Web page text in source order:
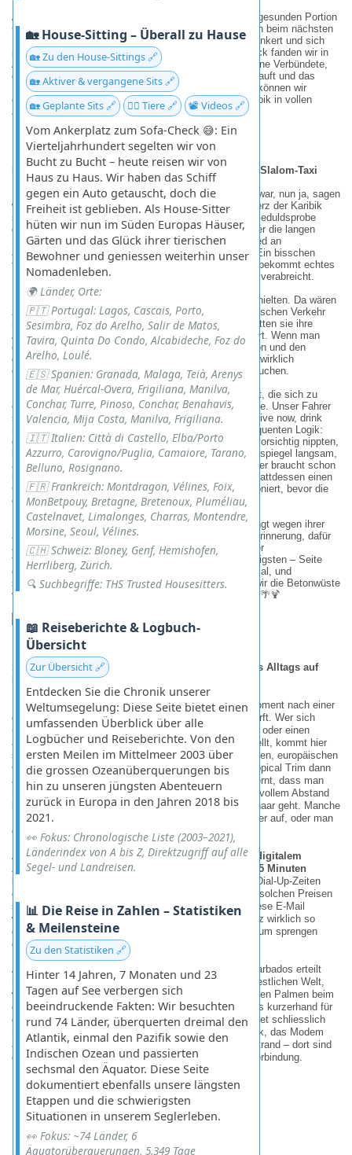
🏡 House-Sitting – Überall zu Hause
🏡 Zu den House-Sittings 🔗
🏡 Aktiver & vergangene Sits 🔗
🏡 Geplante Sits 🔗
🐕‍🦺 Tiere 🔗 📽️ Videos 🔗
Vom Ankerplatz zum Sofa-Check 😅: Ein
Vierteljahrhundert segelten wir von
Bucht zu Bucht – heute reisen wir von
Haus zu Haus. Wir haben das Schiff
gegen ein Auto getauscht, doch die
Freiheit ist geblieben. Als House-Sitter
hüten wir nun im Süden Europas Häuser,
Gärten und das Glück ihrer tierischen
Bewohner und geniessen weiterhin unser
Nomadenleben.
🌍 Länder, Orte:
🇵🇹 Portugal: Lagos, Cascais, Porto,
Sesimbra, Foz do Arelho, Salir de Matos,
Tavira, Quinta Do Condo, Alcabideche, Foz do
Arelho, Loulé.
🇪🇸 Spanien: Granada, Malaga, Teià, Arenys
de Mar, Huércal-Overa, Frigiliana, Manilva,
Conchar, Turre, Pinoso, Conchar, Benahavis,
Valencia, Mija Costa, Manilva, Frigiliana.
🇮🇹 Italien: Città di Castello, Elba/Porto
Azzurro, Carovigno/Puglia, Camaiore, Tarano,
Belluno, Rosignano.
🇫🇷 Frankreich: Montdragon, Vélines, Foix,
MonBetpouy, Bretagne, Bretenoux, Pluméliau,
Castelnavet, Limalonges, Charras, Montendre,
Morsine, Seoul, Vélines.
🇨🇭 Schweiz: Bloney, Genf, Hemishofen,
Herrliberg, Zürich.
🔍 Suchbegriffe: THS Trusted Housesitters.
📖 Reiseberichte & Logbuch-
Übersicht
Zur Übersicht 🔗
Entdecken Sie die Chronik unserer
Weltumsegelung: Diese Seite bietet einen
umfassenden Überblick über alle
Logbücher und Reiseberichte. Von den
ersten Meilen im Mittelmeer 2003 über
die grossen Ozeanüberquerungen bis
hin zu unseren jüngsten Abenteuern
zurück in Europa in den Jahren 2018 bis
2021.
👀 Fokus: Chronologische Liste (2003–2021),
Länderindex von A bis Z, Direktzugriff auf alle
Segel- und Landreisen.
📊 Die Reise in Zahlen – Statistiken
& Meilensteine
Zu den Statistiken 🔗
Hinter 14 Jahren, 7 Monaten und 23
Tagen auf See verbergen sich
beeindruckende Fakten: Wir besuchten
rund 74 Länder, überquerten dreimal den
Atlantik, einmal den Pazifik sowie den
Indischen Ozean und passierten
sechsmal den Äquator. Diese Seite
dokumentiert ebenfalls unsere längsten
Etappen und die schwierigsten
Situationen in unserem Seglerleben.
👀 Fokus: ~74 Länder, 6
Äquatorüberquerungen, 5.349 Tage
Am Ende haben wir den Behörden-Marathon mit einer gesunden Portion
Galgenhumor überstanden und dabei gelernt, dass man beim nächsten
Mal wohl am besten direkt zwischen den Luxuslinern ankert und sich
per Beiboot zur einzigen Leiter durchschlägt. Zum Glück fanden wir in
Annik und Jean-Yves von der „Zig Zag“ schnell erfahrene Verbündete,
die uns zeigten, wie man auf Barbados entspannt einkauft und das
Leben geniesst. Jetzt, wo der Papierkram erledigt ist, können wir
endlich das tun, wofür wir hergekommen sind: die Karibik in vollen
Zügen auskosten.
Bridgetown: Zwischen Duty-Free-Einerlei und dem Slalom-Taxi
Unser erster Eindruck von derHauptstadt Barbados
’ war, nun ja, sagen
wir: bescheiden. Wer das pulsierende, authentische Herz der Karibik
sucht, wird in
Bridgetown erst einmal auf eine harte Geduldsprobe
gestellt. Statt exotischem Inselflair dominieren hier eher die langen
Schlangen der Kreuzfahrttouristen, die in Reih und Glied an
austauschbaren Souvenirständen vorbeimarschieren. Ein bisschen
taten uns die Leute fast leid – wer hier von Bord geht, bekommt echtes
Karibik-Feeling nur in extrem homöopathischen Dosen verabreicht.
Es gab jedoch ein paar Lichtblicke, die uns bei Laune hielten. Da wären
zum Beispiel die örtlichen Polizistinnen, die den chaotischen Verkehr
mit einer derartmilitärischen Präzisionregelten, als hätten sie ihre
Ausbildung heimlich bei der Schweizer Garde absolviert. Wenn man
genau hinschaut, entdeckt man zwischen all dem Beton und den
glitzernden Duty-Free-Shops auch hin und wieder eine wirklich
charmante Ecke, aber man muss schon sehr gezielt suchen.
Richtig kurios wurde es dann bei unserer Inselrundfahrt, die sich zu
einer völlig unerwarteten Unterhaltungsshow entwickelte. Unser Fahrer
schien nämlich ein glühender Anhänger des Mottos „Drive now, drink
now“ zu sein. Seine Routenplanung folgte einer konsequenten Logik:
direkt zur nächsten Rum-Brennerei. Während wir dort vorsichtig nippten,
konnten wir live mitverfolgen, wie sich sein Blutalkoholspiegel langsam,
aber sicher dem Tankinhalt des Wagens angleichte. Wer braucht schon
klassische, atemberaubende Aussichten, wenn man stattdessen einen
Chauffeur hat, der die Schlangenlinien bereits perfektioniert, bevor die
eigentliche Verkostung überhaupt begonnen hat?
So bleibt uns Barbados’ Hauptstadt zwar nicht unbedingt wegen ihrer
architektonischen Schönheit oder kulturellen Tiefe in Erinnerung, dafür
aber wegen einer Taxifahrt, die uns die Karibik von ihrer
feuchtfröhlichsten – wenn auch fahrtechnisch fragwürdigsten – Seite
gezeigt hat. Ein unvergessliches Erlebnis war es allemal, und
spätestens nach dem dritten Rum-Stopp sahen auch wir die Betonwüste
von Bridgetown in einem deutlich freundlicheren Licht. 🌴🍹
Schere, Funkloch und Karibik-Flair: Die T
cken des Alltags auf
Barbados
EinFriseurbesuch in Bridgetownklingt im ersten Moment nach einer
guten Idee bis man einen Blick in die Schaufenster wirft. Wer sich
unter einer „karibischen Frisurkunstvolle
oder einen
architektonisch anspruchsvollen Hochglanz-Bob vorstellt, kommt hier
sicher voll auf seine Kosten. Für unseren eher schlichten, europäischen
Geschmack war die Aussicht auf einen spontanen „Tropical Trim dann
aber doch ein wenig zu gewagt. Wir haben schnell gelernt, dass man
manche kulturellen Eigenheiten am besten mit respektvollem Abstand
bewundert zumindest, wenn es um das eigene Haupthaar geht. Manche
Experimente hebt man sich lieber für ruhigere Gewässer auf, oder man
greift am Ende doch selbst zur Küchenschere.
Ähnlich abenteuerlich gestaltete sich die Suche nach
digitalem
Anschluss. Stolze zwei US-Dollar für gerade einmal
15 Minuten
lassen einen schmerzhaft an die guten alten Dial-Up-Zeiten
erinnert fühlen, nur eben mitten im
. Bei solchen Preisen
stellt man sich plötzlich existenzielle Fragen: Muss diese E-Mail
wirklich heute raus? Und ist das neueste Video im Netz wirklich so
dringend, dass es das Budget einer ganzen Flasche Rum sprengen
darf? Die Antwort fiel uns meistens ziemlich leicht.
Am Ende ist das ohnehin die beste Lektion, die uns Barbados erteilt
hat: Wer braucht schon einen Highspeed-Zugang zur restlichen Welt,
wenn man stattdessen in der Hängematte dösen und den Palmen beim
gemütlichen Wachsen zuschauen kann? Wir haben uns kurzerhand für
das „Offline-Modell“ entschieden, denn die Karibik wartet schliesslich
nicht auf Status-Updates. Die Schere bleibt im Schrank, das Modem
aus, und wir machen uns lieber auf den Weg an den Strand – dort sind
die Wellen sowieso viel beständiger als jede Internetverbindung.
Weiter geht’s- an den Strand !🌴